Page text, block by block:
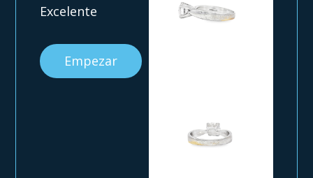
Excelente
Empezar